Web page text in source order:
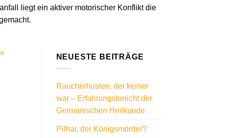
liegt ein aktiver motorischer Konflikt die
NEUESTE BEITRÄGE
Raucherhusten, der keiner
war – Erfahrungsbericht der
Germanischen Heilkunde
Pilhar, der Königsmörder?